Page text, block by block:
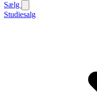
Sælg
Studiesalg